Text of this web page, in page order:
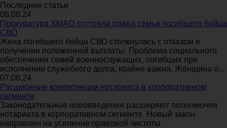
Последние статьи
08.08.24
Прокуратура ХМАО отстояла права семьи погибшего бойца
СВО
Жена погибшего бойца СВО столкнулась с отказом в
получении положенной выплаты. Проблема социального
обеспечения семей военнослужащих, погибших при
исполнении служебного долга, крайне важна. Женщина о...
07.08.24
Расширение компетенции нотариата в корпоративном
сегменте
Законодательные нововведения расширяют полномочия
нотариата в корпоративном сегменте. Новый закон
направлен на усиление правовой чистоты